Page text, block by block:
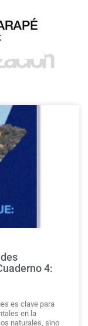
4:
es clave para
en la
naturales, sino